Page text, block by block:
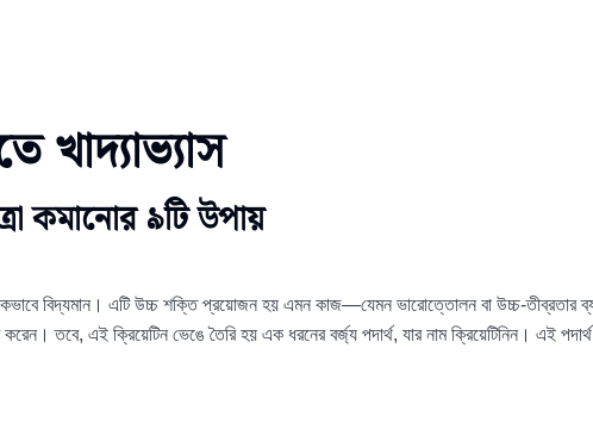
খাদ্যাভ্যাস
কমানোর ৯টি উপায়
বিদ্যমান। এটি উচ্চ শক্তি প্রয়োজন হয় এমন কাজ—যেমন ভারোত্তোলন বা উচ্চ-তীব্রতার
তবে, এই ক্রিয়েটিন ভেঙে তৈরি হয় এক ধরনের বর্জ্য পদার্থ, যার নাম ক্রিয়েটিনিন। এই